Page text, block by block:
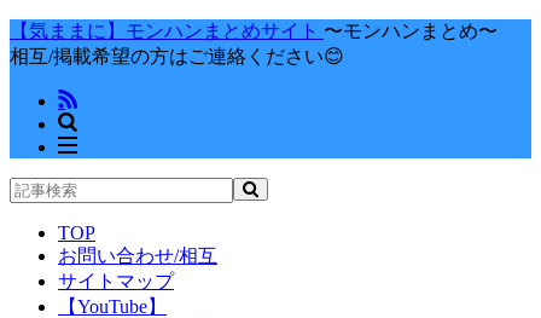
【気ままに】モンハンまとめサイト 〜モンハンまとめ〜
相互/掲載希望の方はご連絡ください😊
TOP
お問い合わせ/相互
サイトマップ
【YouTube】